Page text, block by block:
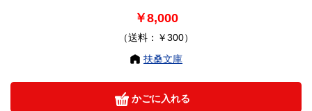
￥8,000
（送料：￥300）
扶桑文庫
かごに入れる